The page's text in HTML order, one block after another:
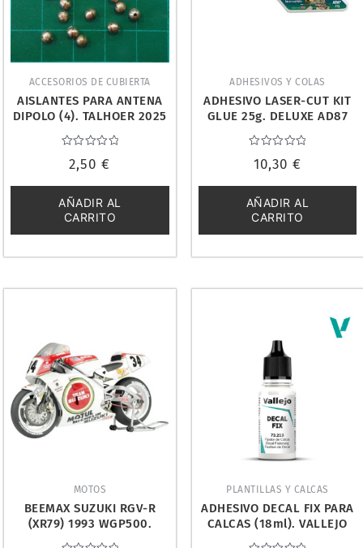
ACCESORIOS DE CUBIERTA
AISLANTES PARA ANTENA
DIPOLO (4). TALHOER 2025
con
de
5
2,50€
AÑADIR AL
CARRITO
ADHESIVOS Y COLAS
ADHESIVO LASER-CUT KIT
GLUE 25g. DELUXE AD87
con
de
5
10,30 €
AÑADIR AL
CARRITO
MOTOS
BEEMAX SUZUKI RGV-R
(XR79) 1993 WGP500.
BX13001
PLANTILLAS Y CALCAS
ADHESIVO DECAL FIX PARA
CALCAS (18ml). VALLEJO
73213